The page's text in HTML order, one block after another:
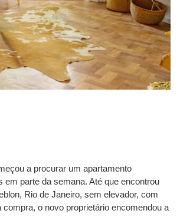
a procurar um apartamento
parte da semana. Até que encontrou
Rio de Janeiro, sem elevador, com
o novo proprietário encomendou a